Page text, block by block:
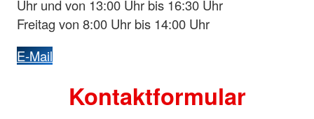
Uhr und von 13:00 Uhr bis 16:30 Uhr
Freitag von 8:00 Uhr bis 14:00 Uhr
E-Mail
Kontaktformular